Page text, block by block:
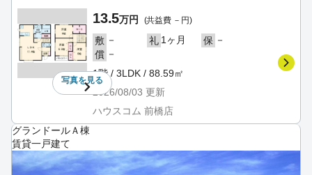
写真を見る
13.5万円 (共益費 －円)
敷 － 礼 1ヶ月 保 －
償 －
1階 / 3LDK / 88.59㎡
2026/08/03 更新
ハウスコム 前橋店
グランドールＡ棟
賃貸一戸建て